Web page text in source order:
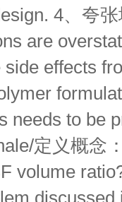
4、夸
are
effects
needs to be
定义概念
volume